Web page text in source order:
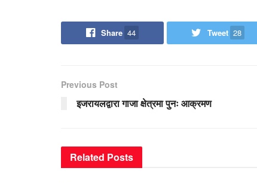
Share 44 Tweet 28
Previous Post
इजरायलद्वारा गाजा क्षेत्रमा पुनः आक्रमण
Related Posts